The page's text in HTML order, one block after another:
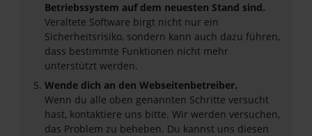
Betriebssystem auf dem neuesten Stand sind.
Veraltete Software birgt nicht nur ein
Sicherheitsrisiko, sondern kann auch dazu führen,
dass bestimmte Funktionen nicht mehr
unterstützt werden.
Wende dich an den Webseitenbetreiber.
Wenn du alle oben genannten Schritte versucht
hast, kontaktiere uns bitte. Wir werden versuchen,
das Problem zu beheben. Du kannst uns diesen